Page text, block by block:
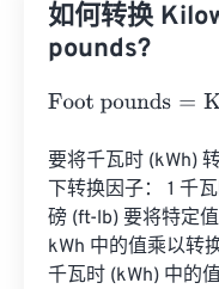
如何转换
pounds?
Foot pounds=
要将千瓦时 (kWh)
下转换因子： 1 千
磅 (ft-lb) 要将特定
kWh 中的值乘以转
千瓦时 (kWh) 中的